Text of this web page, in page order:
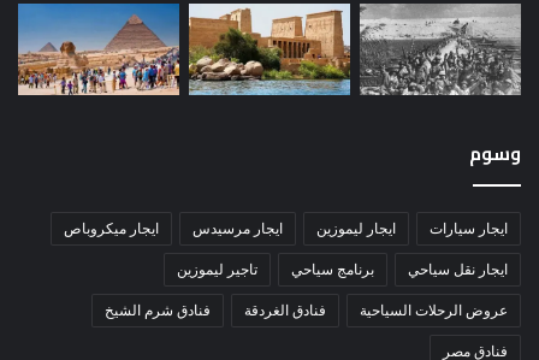
وسوم
ايجار سيارات ايجار ليموزين ايجار مرسيدس ايجار ميكروباص
ايجار نقل سياحي برنامج سياحي تاجير ليموزين
عروض الرحلات السياحية فنادق الغردقة فنادق شرم الشيخ
فنادق مصر